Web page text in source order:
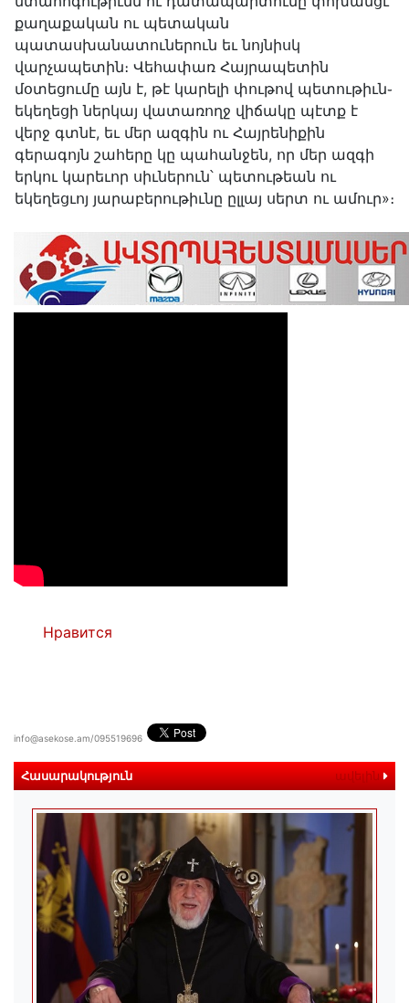
քաղաքական ու պետական
պատասխանատուներուն եւ նոյնիսկ
վարչապետին։ Վեհափառ Հայրապետին
մօտեցումը այն է, թէ կարելի փութով պետութիւն֊
եկեղեցի ներկայ վատառողջ վիճակը պէտք է
վերջ գտնէ, եւ մեր ազգին ու Հայրենիքին
գերագոյն շահերը կը պահանջեն, որ մեր ազգի
երկու կարեւոր սիւներուն՝ պետութեան ու
եկեղեցւոյ յարաբերութիւնը ըլլայ սերտ ու ամուր»։
Нравится
info@asekose.am/095519696
Հասարակություն ավելին